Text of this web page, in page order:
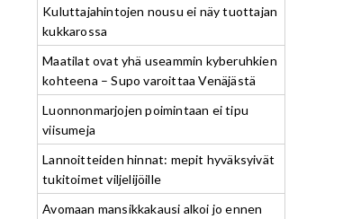
Kuluttajahintojen nousu ei näy tuottajan
kukkarossa
Maatilat ovat yhä useammin kyberuhkien
kohteena – Supo varoittaa Venäjästä
Luonnonmarjojen poimintaan ei tipu
viisumeja
Lannoitteiden hinnat: mepit hyväksyivät
tukitoimet viljelijöille
Avomaan mansikkakausi alkoi jo ennen